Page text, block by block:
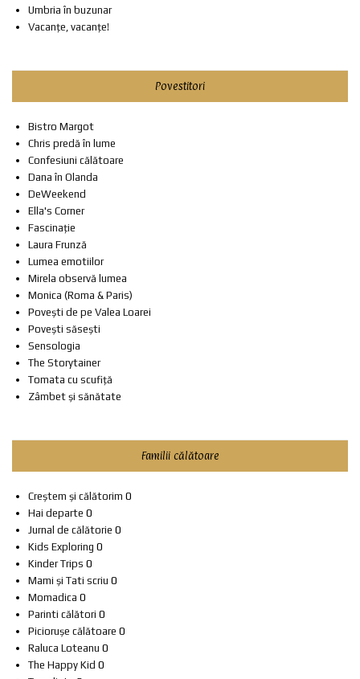
Umbria în buzunar
Vacanțe, vacanțe!
Povestitori
Bistro Margot
Chris predă în lume
Confesiuni călătoare
Dana în Olanda
DeWeekend
Ella's Corner
Fascinație
Laura Frunză
Lumea emotiilor
Mirela observă lumea
Monica (Roma & Paris)
Povești de pe Valea Loarei
Povești săsești
Sensologia
The Storytainer
Tomata cu scufiță
Zâmbet și sănătate
Familii călătoare
Creștem și călătorim 0
Hai departe 0
Jurnal de călătorie 0
Kids Exploring 0
Kinder Trips 0
Mami și Tati scriu 0
Momadica 0
Parinti călători 0
Piciorușe călătoare 0
Raluca Loteanu 0
The Happy Kid 0